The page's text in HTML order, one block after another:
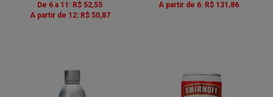
De 6 a 11: R$ 52,55
A partir de 12: R$ 50,87
A partir de 6: R$ 131,86